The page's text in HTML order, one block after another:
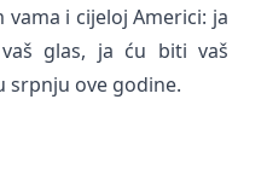
i cijeloj Americi: ja
glas, ja ću biti vaš
srpnju ove godine.